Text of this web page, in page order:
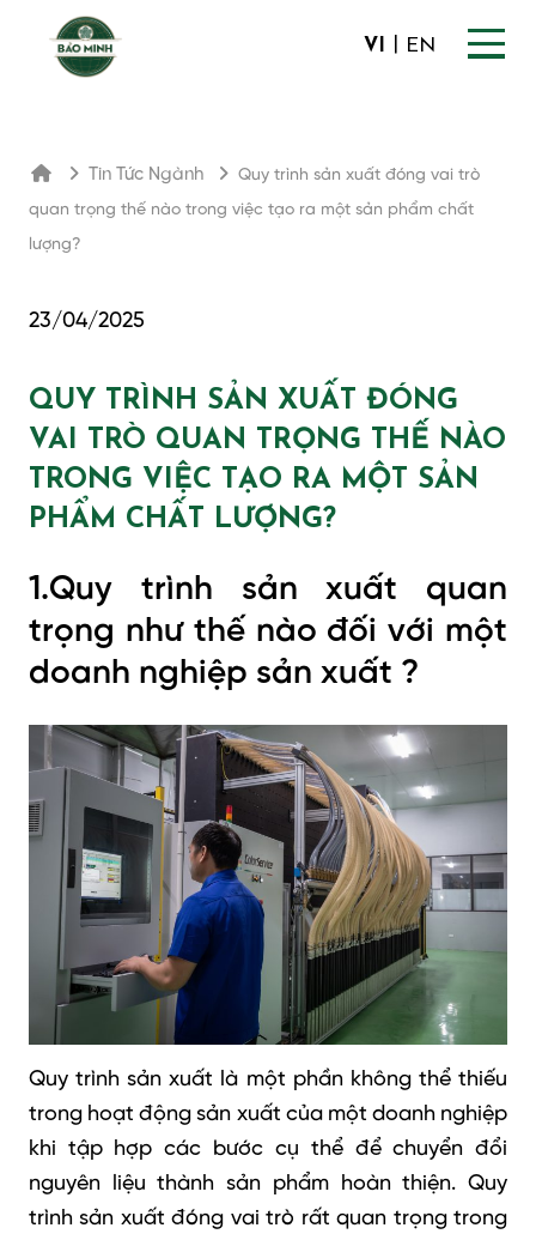
VI EN
Tin Tức Ngành
Quy trình sản xuất đóng vai trò
quan trọng thế nào trong việc tạo ra một sản phẩm chất
lượng?
23/04/2025
QUY TRÌNH SẢN XUẤT ĐÓNG
VAI TRÒ QUAN TRỌNG THẾ NÀO
TRONG VIỆC TẠO RA MỘT SẢN
PHẨM CHẤT LƯỢNG?
1.Quy trình sản xuất quan
trọng như thế nào đối với một
doanh nghiệp sản xuất ?
Quy trình sản xuất là một phần không thể thiếu
trong hoạt động sản xuất của một doanh nghiệp
khi tập hợp các bước cụ thể để chuyển đổi
nguyên liệu thành sản phẩm hoàn thiện. Quy
trình sản xuất đóng vai trò rất quan trọng trong